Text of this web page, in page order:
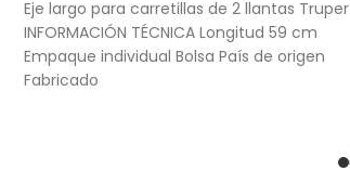
Eje largo para carretillas de 2 llantas Truper
INFORMACIÓN TÉCNICA Longitud 59 cm
Empaque individual Bolsa País de origen
Fabricado